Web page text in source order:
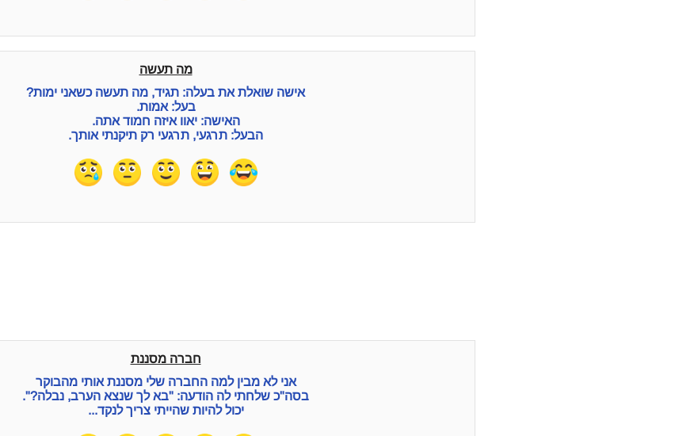
מה תעשה
אישה שואלת את בעלה: תגיד, מה תעשה כשאני ימות?
בעל: אמות.
האישה: יאוו איזה חמוד אתה.
הבעל: תרגעי, תרגעי רק תיקנתי אותך.
חברה מסננת
אני לא מבין למה החברה שלי מסננת אותי מהבוקר
בסה"כ שלחתי לה הודעה: "בא לך שנצא הערב, נבלה?".
יכול להיות שהייתי צריך לנקד...